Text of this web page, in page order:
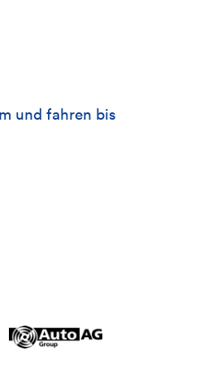
und fahren bis